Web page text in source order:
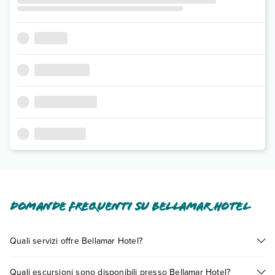
Domande frequenti su Bellamar Hotel
Quali servizi offre Bellamar Hotel?
Quali escursioni sono disponibili presso Bellamar Hotel?